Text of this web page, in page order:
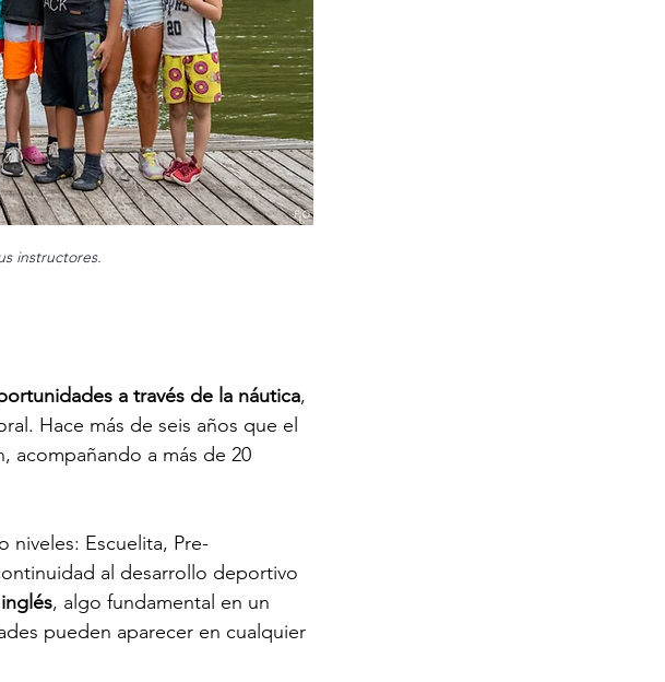
instructores.
a través de la náutica,
Hace más de seis años que el
acompañando a más de 20
niveles: Escuelita, Pre-
al desarrollo deportivo
, algo fundamental en un
pueden aparecer en cualquier